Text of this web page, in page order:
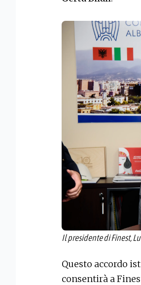
Il presidente di Finest,
Questo accordo
consentirà a